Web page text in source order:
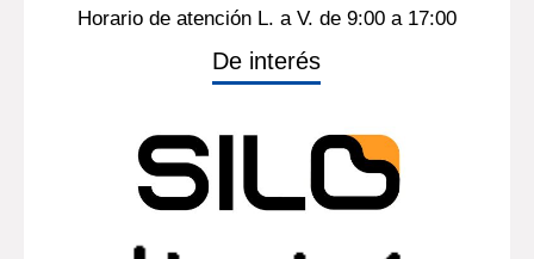
Horario de atención L. a V. de 9:00 a 17:00
De interés